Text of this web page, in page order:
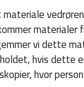
materialer
vi dette
hvis dette
hvor